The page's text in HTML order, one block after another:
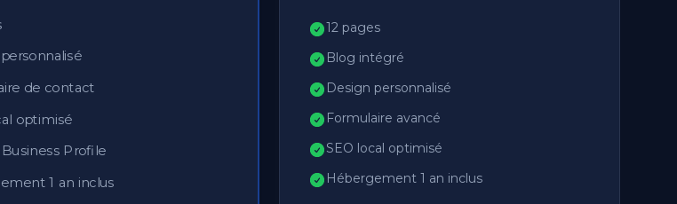
de contact
optimisé
Profile
1 an inclus
12 pages
Blog intégré
Design personnalisé
Formulaire avancé
SEO local optimisé
Hébergement 1 an inclus